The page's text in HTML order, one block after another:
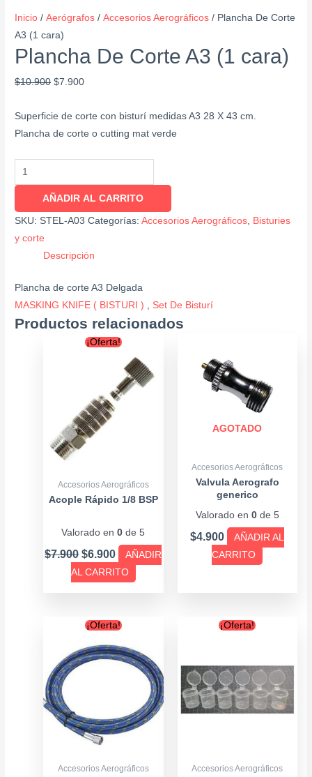
Inicio /Aerógrafos /Accesorios Aerográficos / Plancha De Corte
A3 (1 cara)
Plancha De Corte A3 (1 cara)
$10.900 $7.900
Superficie de corte con bisturí medidas A3 28 X 43 cm.
Plancha de corte o cutting mat verde
AÑADIR AL CARRITO
SKU: STEL-A03 Categorías:Accesorios Aerográficos, Bisturies
y corte
Descripción
Plancha de corte A3 Delgada
MASKING KNIFE ( BISTURI )
Set De Bisturí
Productos relacionados
¡Oferta!
Accesorios Aerográficos
Acople Rápido 1/8 BSP
Valorado en0 de 5
$7.900
Original
$6.900
Current
is:
$6.900.
AÑADIR
AL CARRITO
AGOTADO
Accesorios Aerográficos
Valvula Aerografo
generico
Valorado en 0de 5
$4.900
AÑADIR AL
CARRITO
¡Oferta!
Accesorios Aerográficos
Original
was:
$8.900.
Current
is:
$7.900.
¡Oferta!
Accesorios Aerográficos
Original
$1.800.
Current
$1.600.